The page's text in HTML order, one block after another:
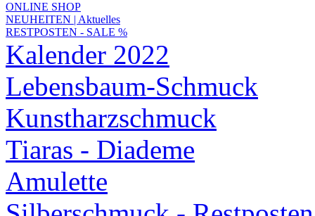
ONLINE SHOP
NEUHEITEN | Aktuelles
RESTPOSTEN - SALE %
Kalender 2022
Lebensbaum-Schmuck
Kunstharzschmuck
Tiaras - Diademe
Amulette